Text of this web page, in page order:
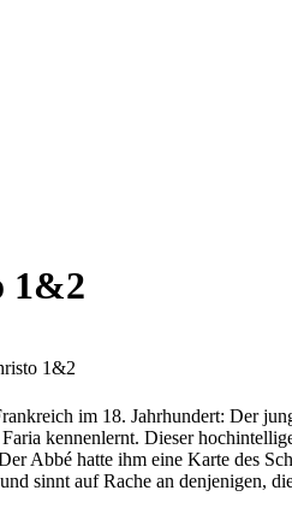
1&2
1&2
im 18. Jahrhundert: Der
kennenlernt. Dieser
Abbé hatte ihm eine Karte des
sinnt auf Rache an denjenigen,